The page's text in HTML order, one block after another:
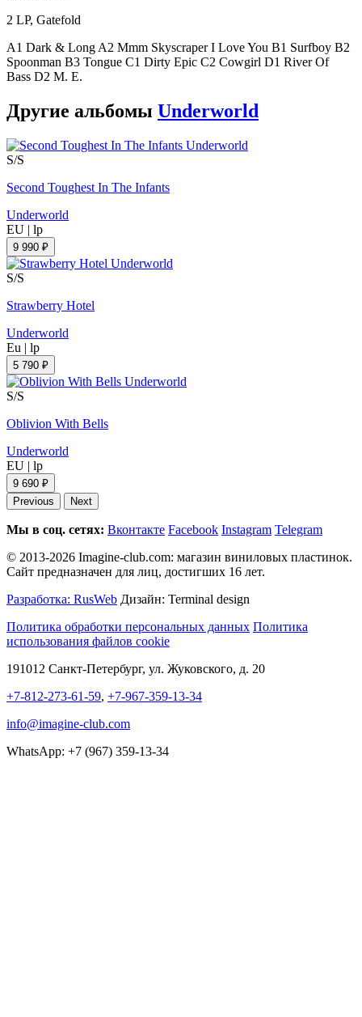
2 LP, Gatefold
A1 Dark & Long A2 Mmm Skyscraper I Love You B1 Surfboy B2
Spoonman B3 Tongue C1 Dirty Epic C2 Cowgirl D1 River Of
Bass D2 M. E.
Другие альбомы Underworld
S/S
Second Toughest In The Infants
Underworld
EU | lp
9 990 ₽
S/S
Strawberry Hotel
Underworld
Eu | lp
5 790 ₽
S/S
Oblivion With Bells
Underworld
EU | lp
9 690 ₽
Previous
Next
Мы в соц. сетях: Вконтакте Facebook Instagram Telegram
© 2013-2026 Imagine-club.com: магазин виниловых пластинок.
Сайт предназначен для лиц, достигших 16 лет.
Разработка: RusWeb Дизайн: Terminal design
Политика обработки персональных данных Политика
использования файлов cookie
191012 Санкт-Петербург, ул. Жуковского, д. 20
+7-812-273-61-59, +7-967-359-13-34
info@imagine-club.com
WhatsApp: +7 (967) 359-13-34